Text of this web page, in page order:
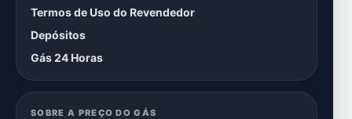
Termos de Uso do Revendedor
Depósitos
Gás 24 Horas
SOBRE A PREÇO DO GÁS